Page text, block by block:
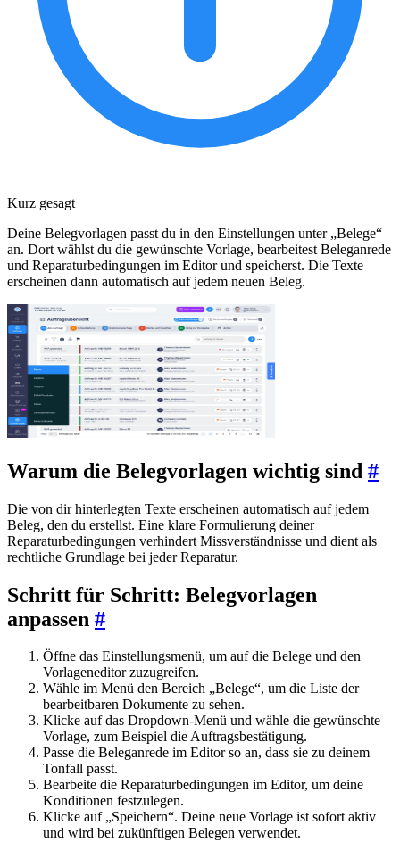
Kurz gesagt
Deine Belegvorlagen passt du in den Einstellungen unter „Belege“
an. Dort wählst du die gewünschte Vorlage, bearbeitest Beleganrede
und Reparaturbedingungen im Editor und speicherst. Die Texte
erscheinen dann automatisch auf jedem neuen Beleg.
Warum die Belegvorlagen wichtig sind #
Die von dir hinterlegten Texte erscheinen automatisch auf jedem
Beleg, den du erstellst. Eine klare Formulierung deiner
Reparaturbedingungen verhindert Missverständnisse und dient als
rechtliche Grundlage bei jeder Reparatur.
Schritt für Schritt: Belegvorlagen
anpassen #
Öffne das Einstellungsmenü, um auf die Belege und den
Vorlageneditor zuzugreifen.
Wähle im Menü den Bereich „Belege“, um die Liste der
bearbeitbaren Dokumente zu sehen.
Klicke auf das Dropdown-Menü und wähle die gewünschte
Vorlage, zum Beispiel die Auftragsbestätigung.
Passe die Beleganrede im Editor so an, dass sie zu deinem
Tonfall passt.
Bearbeite die Reparaturbedingungen im Editor, um deine
Konditionen festzulegen.
Klicke auf „Speichern“. Deine neue Vorlage ist sofort aktiv
und wird bei zukünftigen Belegen verwendet.